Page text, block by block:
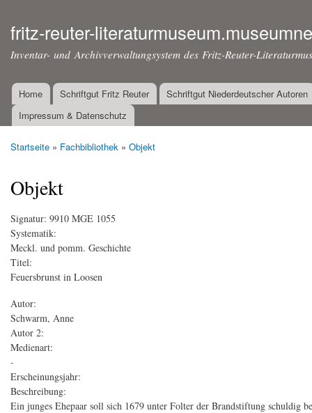
fritz-reuter-
Inventar- und Archivverwaltungsystem des Fritz-Reuter-
Hauptmenü
Home Schriftgut Fritz Reuter
Schriftgut Niederdeutscher Autoren
Impressum & Datenschutz
Startseite » Fachbibliothek » Objekt
Objekt
Signatur: 9910 MGE 1055
Systematik:
Meckl. und pomm. Geschichte
Titel:
Feuersbrunst in Loosen
Autor:
Schwarm, Anne
Autor 2:
Medienart:
-
Erscheinungsjahr:
Beschreibung:
Ein junges Ehepaar soll sich 1679 unter Folter der Brandstiftung schuldig